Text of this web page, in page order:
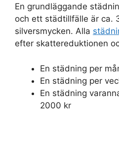
En grundläggande
och ett städtillfälle är ca.
silversmycken. Alla
efter skattereduktionen
En städning per
En städning per
En städning
2000 kr